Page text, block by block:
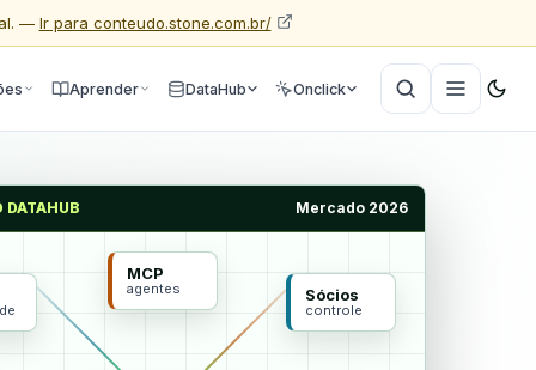
— Ir para conteudo.stone.com.br/
Aprender DataHub Onclick
DATAHUB Mercado 2026
Sócios
controle
MCP
agentes